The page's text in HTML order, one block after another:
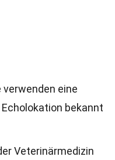
verwenden eine
bekannt
Veterinärmedizin